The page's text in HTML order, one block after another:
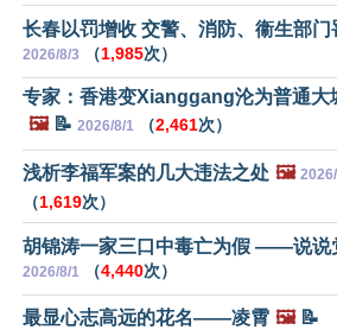
长春以罚增收 交警、消防、衞生部门
2026/8/3 （1,985次）
专家：香港变Xianggang沦为普通大
🖼️📝 2026/8/1 （2,461次）
浅析李福军案的几大违法之处 🖼️
（1,619次）
胡锦涛一家三口中毒亡为假 ——说说
2026/8/1 （4,440次）
最显心志高远的花名——凌霄 🖼️📝